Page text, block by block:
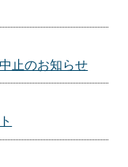
止のお知らせ